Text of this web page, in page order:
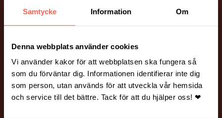
Samtycke Information Om
Denna webbplats använder cookies
Vi använder kakor för att webbplatsen ska fungera så
som du förväntar dig. Informationen identifierar inte dig
som person, utan används för att utveckla vår hemsida
och service till det bättre. Tack för att du hjälper oss! ❤
FÖLJ OSS
Instagram
ÖVRIGT
Vanliga frågor och svar. Hantering av personuppgifter.